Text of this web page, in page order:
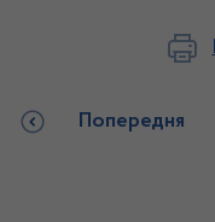
Попередня